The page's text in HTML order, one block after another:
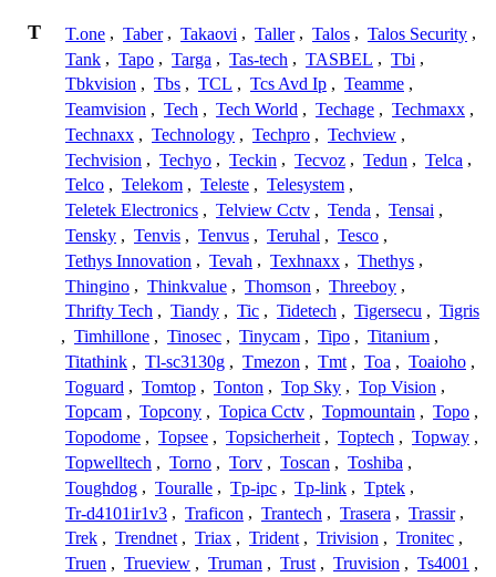
T T.one , Taber , Takaovi , Taller , Talos , Talos Security ,
Tank , Tapo , Targa , Tas-tech , TASBEL , Tbi ,
Tbkvision , Tbs , TCL , Tcs Avd Ip , Teamme ,
Teamvision , Tech , Tech World , Techage , Techmaxx ,
Technaxx , Technology , Techpro , Techview ,
Techvision , Techyo , Teckin , Tecvoz , Tedun , Telca ,
Telco , Telekom , Teleste , Telesystem ,
Teletek Electronics , Telview Cctv , Tenda , Tensai ,
Tensky , Tenvis , Tenvus , Teruhal , Tesco ,
Tethys Innovation , Tevah , Texhnaxx , Thethys ,
Thingino , Thinkvalue , Thomson , Threeboy ,
Thrifty Tech , Tiandy , Tic , Tidetech , Tigersecu , Tigris
, Timhillone , Tinosec , Tinycam , Tipo , Titanium ,
Titathink , Tl-sc3130g , Tmezon , Tmt , Toa , Toaioho ,
Toguard , Tomtop , Tonton , Top Sky , Top Vision ,
Topcam , Topcony , Topica Cctv , Topmountain , Topo ,
Topodome , Topsee , Topsicherheit , Toptech , Topway ,
Topwelltech , Torno , Torv , Toscan , Toshiba ,
Toughdog , Touralle , Tp-ipc , Tp-link , Tptek ,
Tr-d4101ir1v3 , Traficon , Trantech , Trasera , Trassir ,
Trek , Trendnet , Triax , Trident , Trivision , Tronitec ,
Truen , Trueview , Truman , Trust , Truvision , Ts4001 ,